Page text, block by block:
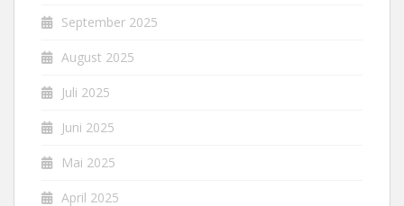
September 2025
August 2025
Juli 2025
Juni 2025
Mai 2025
April 2025